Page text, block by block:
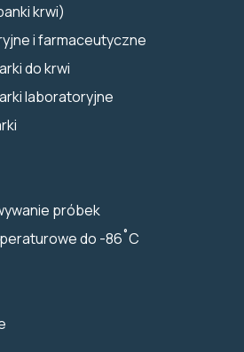
krwi)
i farmaceutyczne
do krwi
laboratoryjne
próbek
do -86˚C